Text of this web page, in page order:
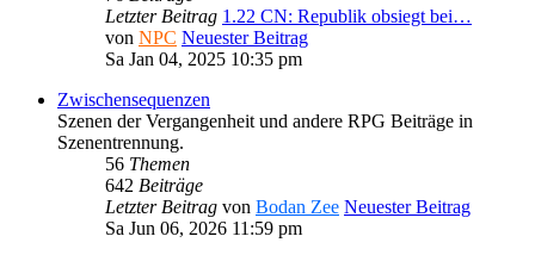
Letzter Beitrag 1.22 CN: Republik obsiegt bei…
von NPC Neuester Beitrag
Sa Jan 04, 2025 10:35 pm
Zwischensequenzen
Szenen der Vergangenheit und andere RPG Beiträge in
Szenentrennung.
56 Themen
642 Beiträge
Letzter Beitrag von Bodan Zee Neuester Beitrag
Sa Jun 06, 2026 11:59 pm